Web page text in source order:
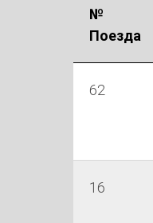
№
Поезда
62
16